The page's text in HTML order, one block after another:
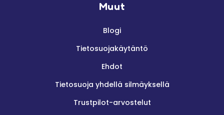
Muut
Blogi
Tietosuojakäytäntö
Ehdot
Tietosuoja yhdellä silmäyksellä
Trustpilot-arvostelut